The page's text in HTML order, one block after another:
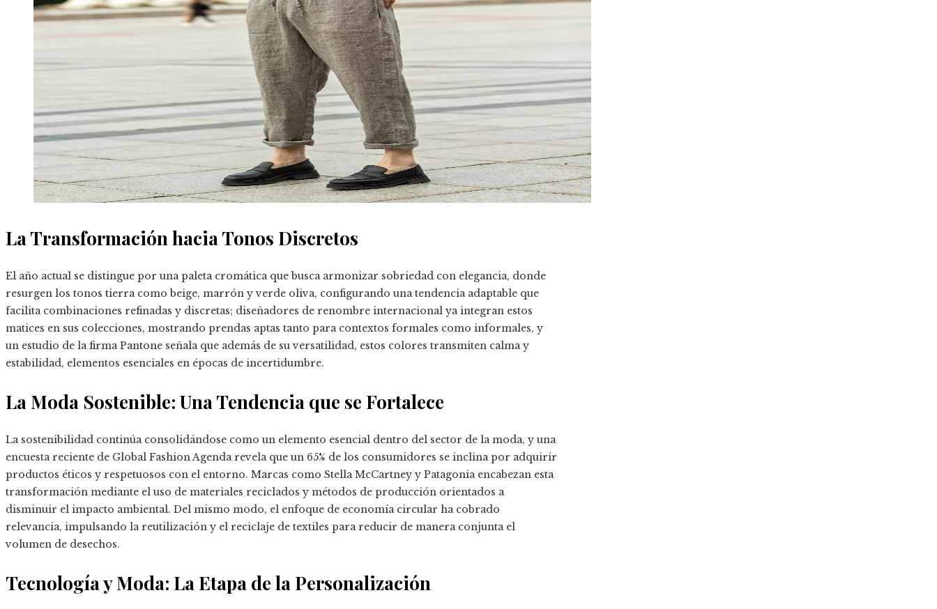
La Transformación hacia Tonos Discretos
El año actual se distingue por una paleta cromática que busca armonizar sobriedad con elegancia, donde
resurgen los tonos tierra como beige, marrón y verde oliva, configurando una tendencia adaptable que
facilita combinaciones refinadas y discretas; diseñadores de renombre internacional ya integran estos
matices en sus colecciones, mostrando prendas aptas tanto para contextos formales como informales, y
un estudio de la firma Pantone señala que además de su versatilidad, estos colores transmiten calma y
estabilidad, elementos esenciales en épocas de incertidumbre.
La Moda Sostenible: Una Tendencia que se Fortalece
La sostenibilidad continúa consolidándose como un elemento esencial dentro del sector de la moda, y una
encuesta reciente de Global Fashion Agenda revela que un 65% de los consumidores se inclina por adquirir
productos éticos y respetuosos con el entorno. Marcas como Stella McCartney y Patagonia encabezan esta
transformación mediante el uso de materiales reciclados y métodos de producción orientados a
disminuir el impacto ambiental. Del mismo modo, el enfoque de economía circular ha cobrado
relevancia, impulsando la reutilización y el reciclaje de textiles para reducir de manera conjunta el
volumen de desechos.
Tecnología y Moda: La Etapa de la Personalización